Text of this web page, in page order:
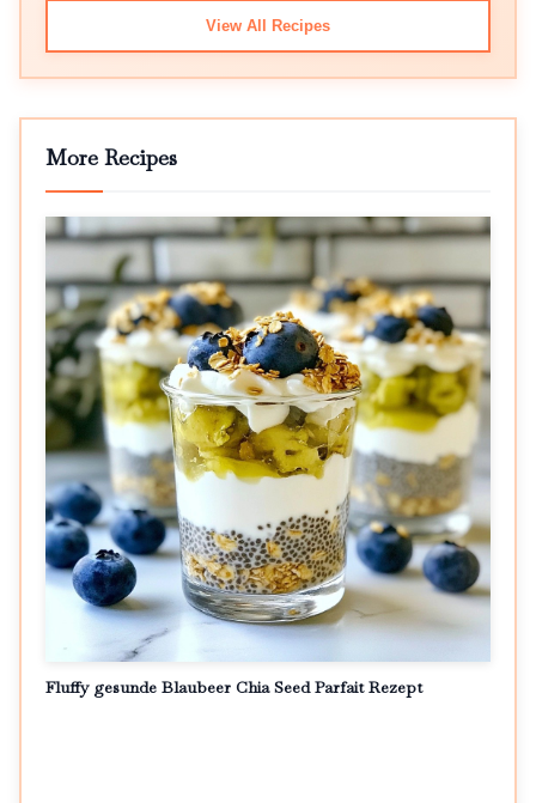
View All Recipes
More Recipes
Fluffy gesunde Blaubeer Chia Seed Parfait Rezept